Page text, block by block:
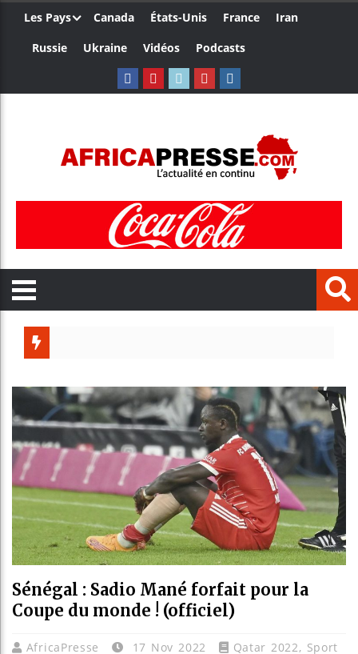
Les Pays Canada États-Unis France
Iran
Russie
Ukraine Vidéos Podcasts
Côte
Sénégal : Sadio Mané forfait pour la
Coupe du monde ! (officiel)
AfricaPresse 17 Nov 2022 Qatar 2022, Sport